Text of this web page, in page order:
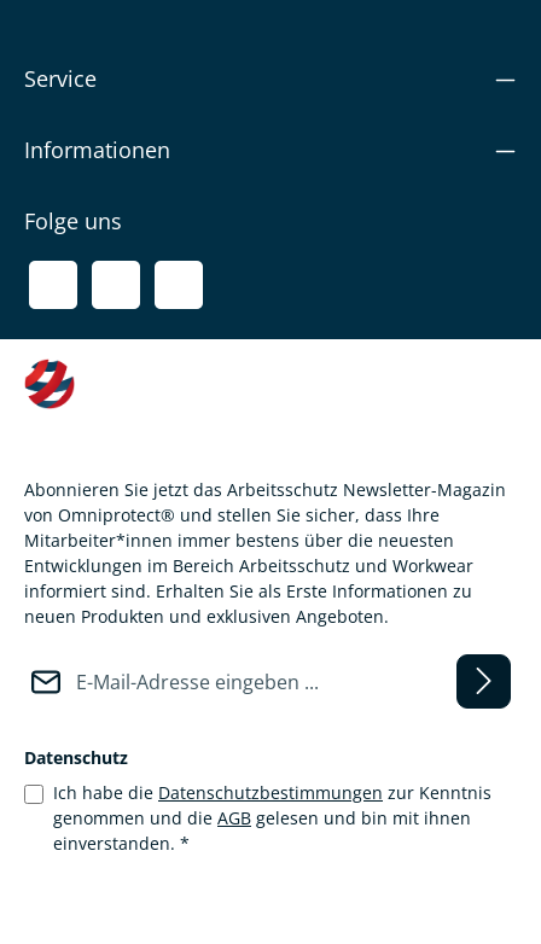
Service
Informationen
Folge uns
Abonnieren Sie jetzt das Arbeitsschutz Newsletter-Magazin
von Omniprotect® und stellen Sie sicher, dass Ihre
Mitarbeiter*innen immer bestens über die neuesten
Entwicklungen im Bereich Arbeitsschutz und Workwear
informiert sind. Erhalten Sie als Erste Informationen zu
neuen Produkten und exklusiven Angeboten.
Datenschutz
Ich habe die Datenschutzbestimmungen zur Kenntnis
genommen und die AGB gelesen und bin mit ihnen
einverstanden. *